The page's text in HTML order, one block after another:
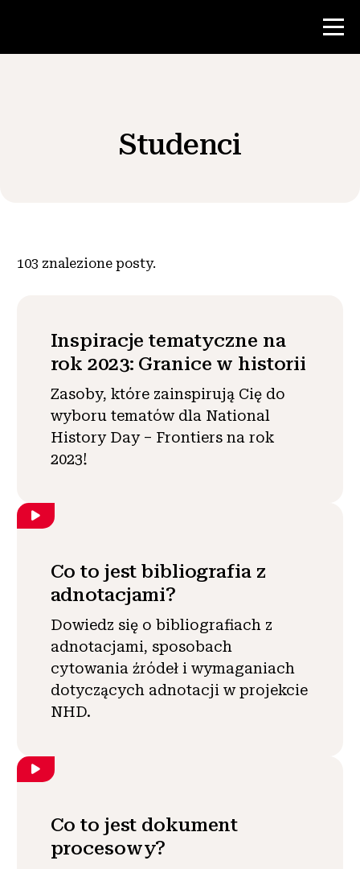
Zasoby dla nauczycieli
Studenci
103 znalezione posty.
Inspiracje tematyczne na
rok 2023: Granice w historii
Zasoby, które zainspirują Cię do
wyboru tematów dla National
History Day – Frontiers na rok
2023!
Co to jest bibliografia z
adnotacjami?
Dowiedz się o bibliografiach z
adnotacjami, sposobach
cytowania źródeł i wymaganiach
dotyczących adnotacji w projekcie
NHD.
Co to jest dokument
procesowy?